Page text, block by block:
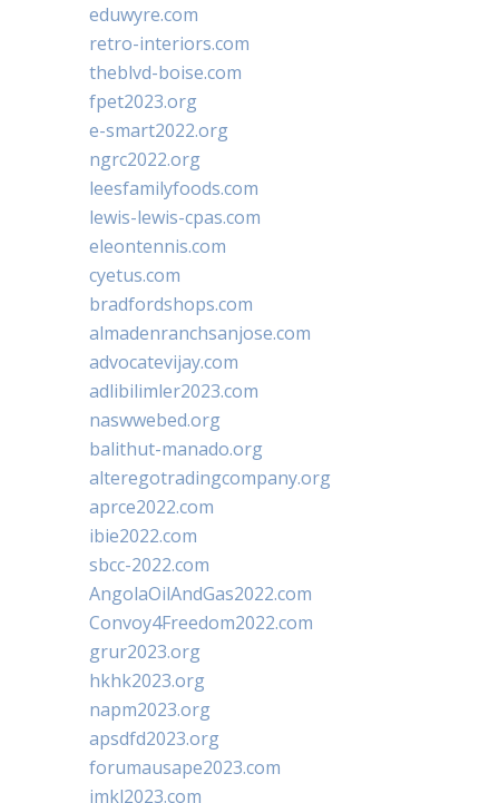
eduwyre.com
retro-interiors.com
theblvd-boise.com
fpet2023.org
e-smart2022.org
ngrc2022.org
leesfamilyfoods.com
lewis-lewis-cpas.com
eleontennis.com
cyetus.com
bradfordshops.com
almadenranchsanjose.com
advocatevijay.com
adlibilimler2023.com
naswwebed.org
balithut-manado.org
alteregotradingcompany.org
aprce2022.com
ibie2022.com
sbcc-2022.com
AngolaOilAndGas2022.com
Convoy4Freedom2022.com
grur2023.org
hkhk2023.org
napm2023.org
apsdfd2023.org
forumausape2023.com
imkl2023.com